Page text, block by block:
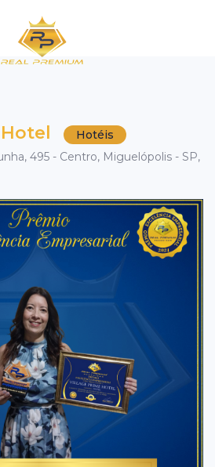
Hotéis
495 - Centro, Miguelópolis - SP,